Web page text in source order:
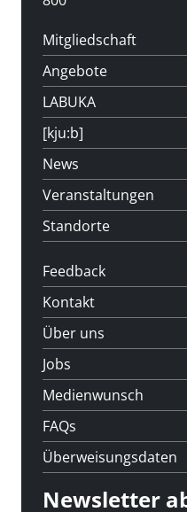
Mitgliedschaft
Angebote
LABUKA
[kju:b]
News
Veranstaltungen
Standorte
Feedback
Kontakt
Über uns
Jobs
Medienwunsch
FAQs
Überweisungsdaten
Newsletter